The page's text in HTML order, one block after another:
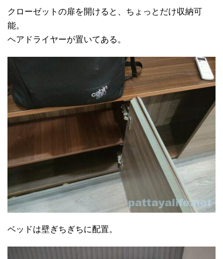
クローゼットの扉を開けると、ちょっとだけ収納可
能。
ヘアドライヤーが置いてある。
ベッドは壁ぎちぎちに配置。